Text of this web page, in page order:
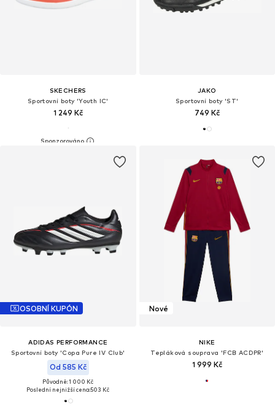
SKECHERS
Sportovní boty 'Youth IC'
1 249 Kč
JAKO
Sportovní boty 'ST'
749 Kč
OSOBNÍ KUPÓN
ADIDAS PERFORMANCE
Sportovní boty 'Copa Pure IV Club'
Od 585 Kč
Původně: 1 000 Kč
Poslední nejnižší cena:503 Kč
Nové
NIKE
Tepláková souprava 'FCB ACDPR'
1 999 Kč